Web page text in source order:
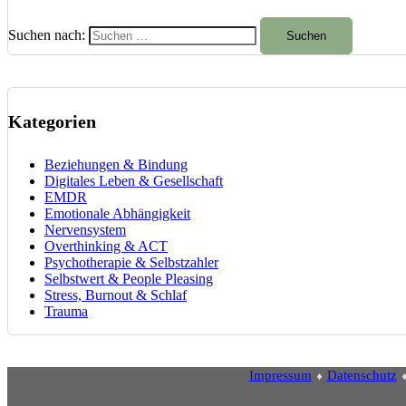
Suchen nach:
Kategorien
Beziehungen & Bindung
Digitales Leben & Gesellschaft
EMDR
Emotionale Abhängigkeit
Nervensystem
Overthinking & ACT
Psychotherapie & Selbstzahler
Selbstwert & People Pleasing
Stress, Burnout & Schlaf
Trauma
Impressum ⬧ Datenschutz ⬧